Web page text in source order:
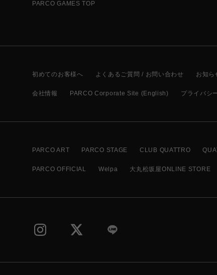
PARCO GAMES TOP
初めてのお客様へ よくあるご質問 / お問い合わせ お知ら
会社情報 PARCO Corporate Site (English) プライバシ
PARCO ART PARCO STAGE CLUB QUATTRO
PARCO OFFICIAL Welpa 大丸松坂屋ONLINE STORE